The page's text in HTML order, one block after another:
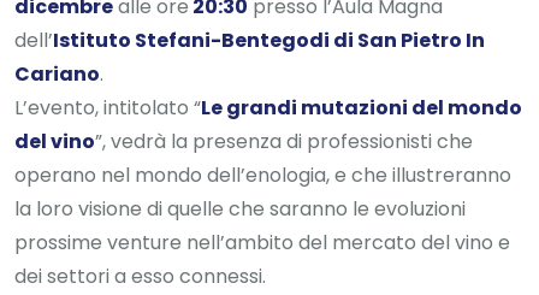
dicembrealle ore 20:30 presso l’Aula Magna
dell’Istituto Stefani-Bentegodi di San Pietro In
Cariano.
L’evento, intitolato “Le grandi mutazioni del mondo
del vino”, vedrà la presenza di professionisti che
operano nel mondo dell’enologia, e che illustreranno
la loro visione di quelle che saranno le evoluzioni
prossime venture nell’ambito del mercato del vino e
dei settori a esso connessi.